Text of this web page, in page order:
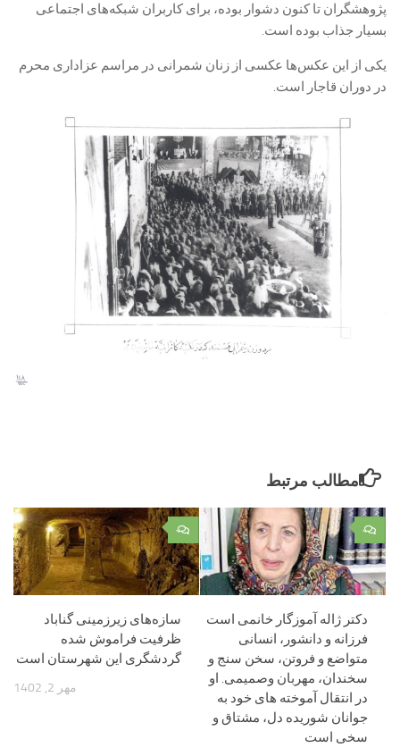
پژوهشگران تا کنون دشوار بوده، برای کاربران شبکه‌های اجتماعی
بسیار جذاب بوده است.
یکی از این عکس‌ها عکسی از زنان شمرانی در مراسم عزاداری محرم
در دوران قاجار است.
مطالب مرتبط
۰
سازه‌های زیرزمینی گناباد
ظرفیت فراموش شده
گردشگری این شهرستان است
مهر 2, 1402
۰
دکتر ژاله آموزگار خانمی است
فرزانه و دانشور، انسانى
متواضع و فروتن، سخن سنج و
سخندان، مهربان وصمیمى. او
در انتقال آموخته هاى خود به
جوانان شوریده دل، مشتاق و
سخى است